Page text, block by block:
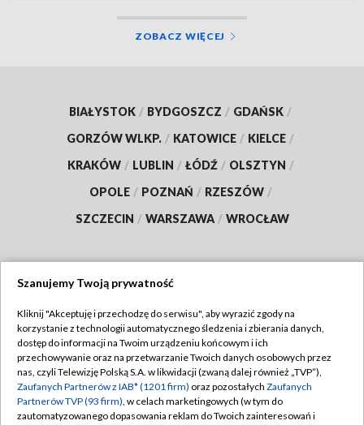
ZOBACZ WIĘCEJ
BIAŁYSTOK / BYDGOSZCZ / GDAŃSK /
GORZÓW WLKP. / KATOWICE / KIELCE /
KRAKÓW / LUBLIN / ŁÓDŹ / OLSZTYN /
OPOLE / POZNAŃ / RZESZÓW /
SZCZECIN / WARSZAWA / WROCŁAW
TVP
Abonament TVP
Emisja w TVP
Centrum informacji TVP
Regulamin TVP
Polityka prywatności
Moje zgody
Szanujemy Twoją prywatność
Kliknij "Akceptuję i przechodzę do serwisu", aby wyrazić zgody na
korzystanie z technologii automatycznego śledzenia i zbierania danych,
dostęp do informacji na Twoim urządzeniu końcowym i ich
przechowywanie oraz na przetwarzanie Twoich danych osobowych przez
nas, czyli Telewizję Polską S.A. w likwidacji (zwaną dalej również „TVP”),
Zaufanych Partnerów z IAB* (1201 firm) oraz pozostałych Zaufanych
Partnerów TVP (93 firm), w celach marketingowych (w tym do
zautomatyzowanego dopasowania reklam do Twoich zainteresowań i